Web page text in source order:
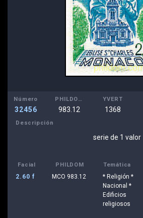
Número
32456
PHILDOM
983.12
YVERT
1368
Descripción
serie de 1 valor
Facial PHILDOM Temática
2.60 f MCO 983.12
* Religión *
Nacional *
Edificios
religiosos